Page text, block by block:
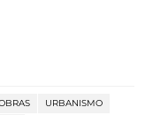
URBANISMO